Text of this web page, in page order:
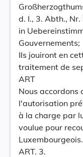
d. I., 3. Abth.,
in
Gouvernements;
Ils jouiront en
traitement de
ART
Nous accordons
l'autorisation
à la charge par
voulue pour
Luxembourgeois.
ART. 3.